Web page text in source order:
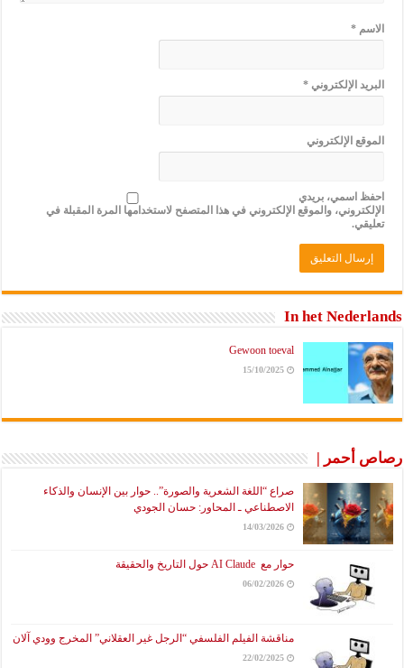
الاسم*
البريد الإلكتروني*
الموقع الإلكتروني
احفظ اسمي، بريدي
الإلكتروني، والموقع الإلكتروني في هذا المتصفح لاستخدامها المرة المقبلة في
تعليقي.
In het Nederlands
Gewoon toeval
15/10/2025
رصاص أحمر |
صراع “اللغة الشعرية والصورة”.. حوار بين الإنسان والذكاء
الاصطناعي ـ المحاور: حسان الجودي
14/03/2026
حوار مع AI Claude حول التاريخ والحقيقة
06/02/2026
مناقشة الفيلم الفلسفي “الرجل غير العقلاني” المخرج وودي آلان
22/02/2025